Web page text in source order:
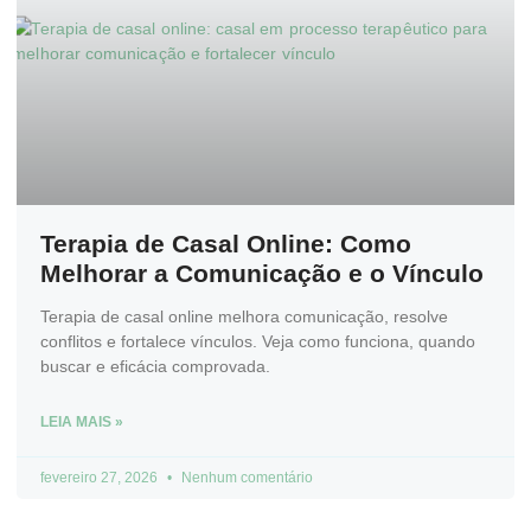
Terapia de Casal Online: Como
Melhorar a Comunicação e o Vínculo
Terapia de casal online melhora comunicação, resolve
conflitos e fortalece vínculos. Veja como funciona, quando
buscar e eficácia comprovada.
LEIA MAIS »
fevereiro 27, 2026 Nenhum comentário